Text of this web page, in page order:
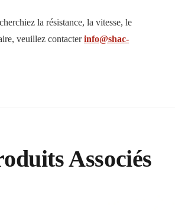
la résistance, la vitesse, le
veuillez contacterinfo@shac-
Associés